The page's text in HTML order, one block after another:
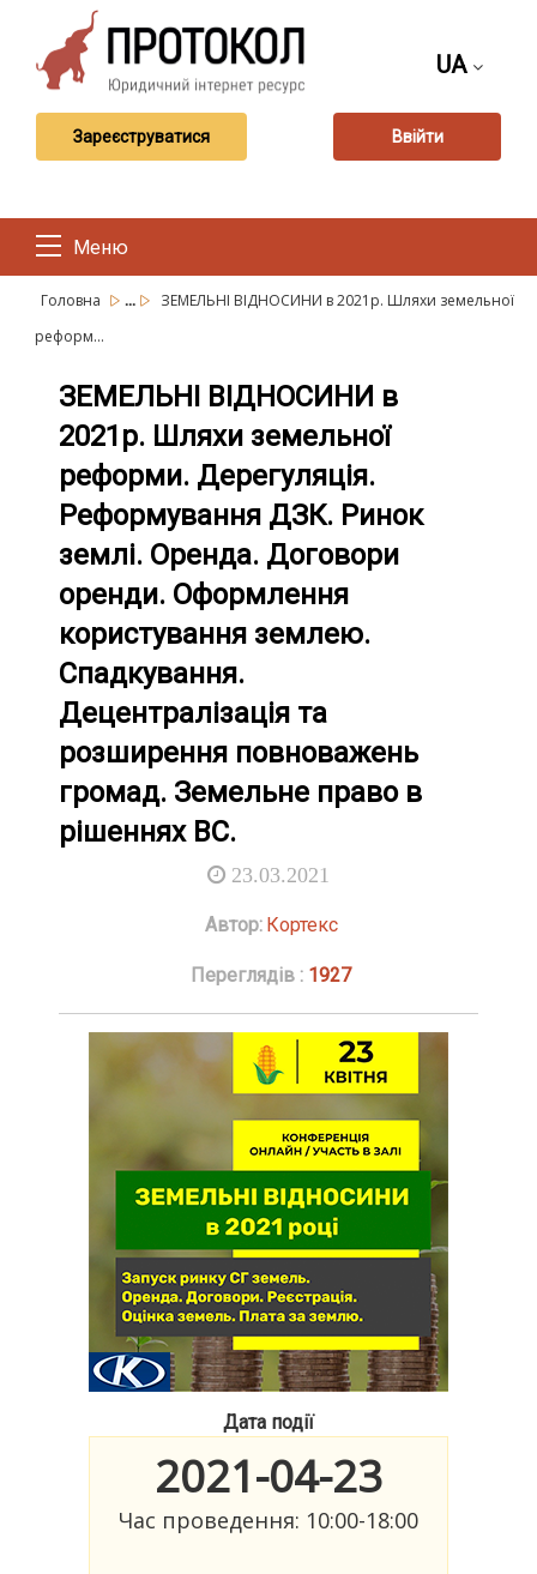
UA
Зареєструватися Ввійти
Меню
Головна ...
ЗЕМЕЛЬНІ ВІДНОСИНИ в 2021р. Шляхи земельної
реформ...
ЗЕМЕЛЬНІ ВІДНОСИНИ в
2021р. Шляхи земельної
реформи. Дерегуляція.
Реформування ДЗК. Ринок
землі. Оренда. Договори
оренди. Оформлення
користування землею.
Спадкування.
Децентралізація та
розширення повноважень
громад. Земельне право в
рішеннях ВС.
23.03.2021
Автор: Кортекс
Переглядів : 1927
Дата події
2021-04-23
Час проведення: 10:00-18:00